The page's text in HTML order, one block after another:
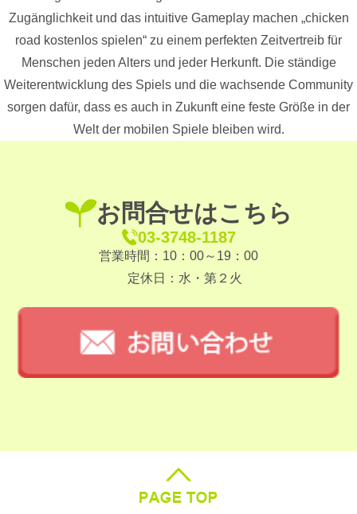
Zugänglichkeit und das intuitive Gameplay machen „chicken
road kostenlos spielen“ zu einem perfekten Zeitvertreib für
Menschen jeden Alters und jeder Herkunft. Die ständige
Weiterentwicklung des Spiels und die wachsende Community
sorgen dafür, dass es auch in Zukunft eine feste Größe in der
Welt der mobilen Spiele bleiben wird.
お問合せはこちら
03-3748-1187
営業時間：10：00～19：00
定休日：水・第２火